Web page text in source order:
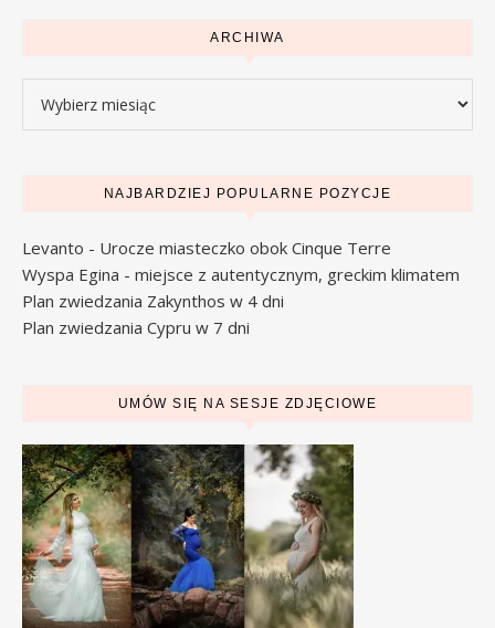
ARCHIWA
NAJBARDZIEJ POPULARNE POZYCJE
Levanto - Urocze miasteczko obok Cinque Terre
Wyspa Egina - miejsce z autentycznym, greckim klimatem
Plan zwiedzania Zakynthos w 4 dni
Plan zwiedzania Cypru w 7 dni
UMÓW SIĘ NA SESJE ZDJĘCIOWE